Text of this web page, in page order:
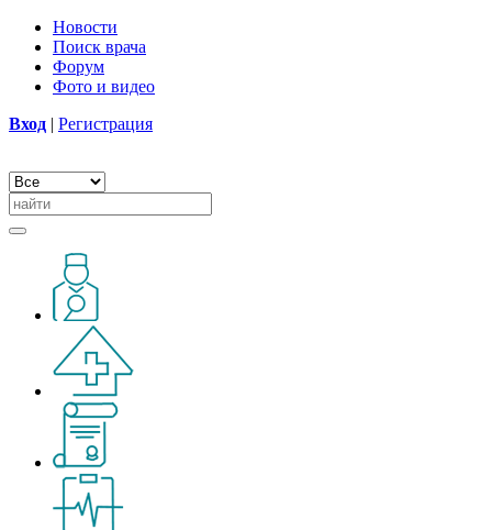
Новости
Поиск врача
Форум
Фото и видео
Вход | Регистрация